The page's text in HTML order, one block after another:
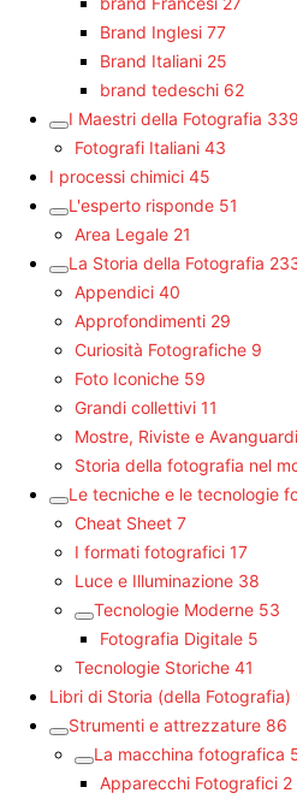
Brand Inglesi 77
Brand Italiani 25
brand tedeschi 62
I Maestri della Fotografia 339
Fotografi Italiani 43
I processi chimici 45
L'esperto risponde 51
Area Legale 21
La Storia della Fotografia
Appendici 40
Approfondimenti 29
Curiosità Fotografiche 9
Foto Iconiche 59
Grandi collettivi 11
Mostre, Riviste e
Storia della fotografia nel
Le tecniche e le tecnologie
Cheat Sheet 7
I formati fotografici 17
Luce e Illuminazione 38
Tecnologie Moderne 53
Fotografia Digitale 5
Tecnologie Storiche 41
Libri di Storia (della Fotografia)
Strumenti e attrezzature 86
La macchina fotografica
Apparecchi Fotografici 2